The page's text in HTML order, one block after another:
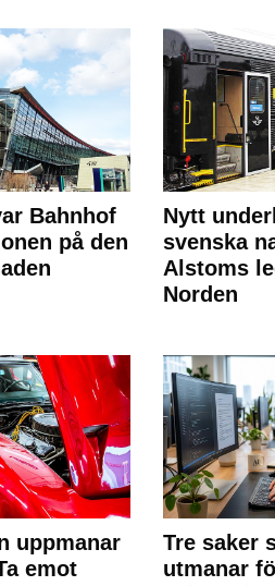
Bahnhof
på den
Nytt
svenska
Alstoms
Norden
uppmanar
emot
Tre saker
utmanar